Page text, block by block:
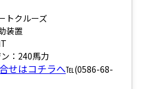
トクルーズ
装置
：240馬力
せはコチラへ℡(0586-68-